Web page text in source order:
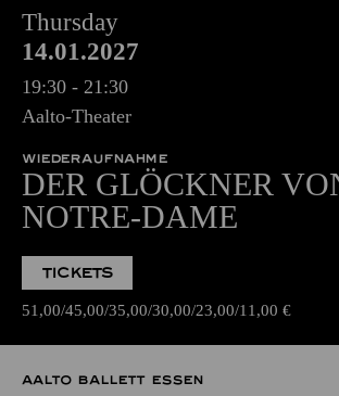
Thursday
14.01.2027
19:30 - 21:30
Aalto-Theater
WIEDERAUFNAHME
DER GLÖCKNER
NOTRE-DAME
TICKETS
51,00 45,00 35,00 30,00 23,00 11,00 €
AALTO BALLETT ESSEN